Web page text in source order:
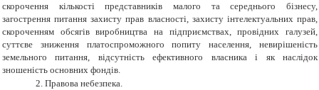
скорочення кількості представників малого та середнього бізнесу,
загострення питання захисту прав власності, захисту інтелектуальних прав,
скороченням обсягів виробництва на підприємствах, провідних галузей,
суттєве зниження платоспроможного попиту населення, невирішеність
земельного питання, відсутність ефективного власника і як наслідок
зношеність основних фондів.
2. Правова небезпека.